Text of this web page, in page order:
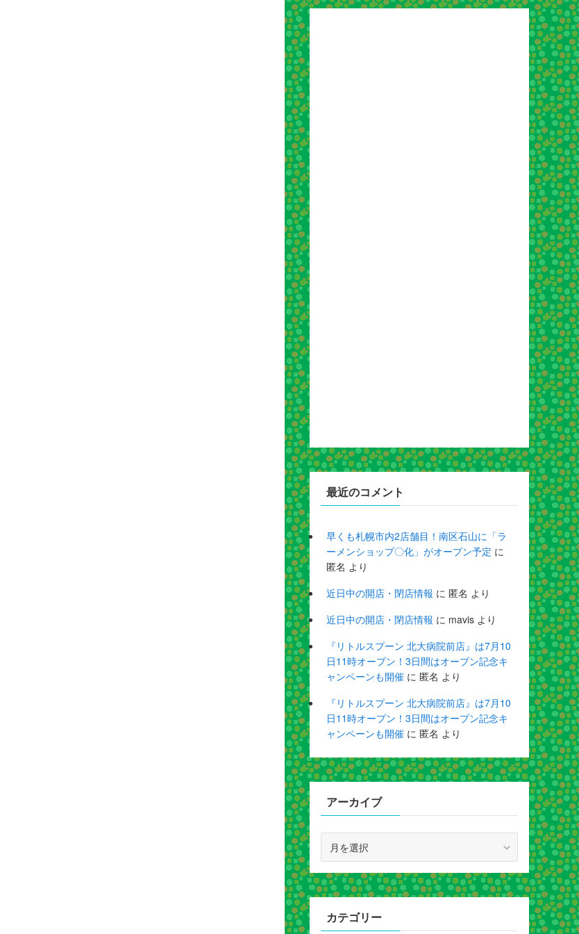
最近のコメント
早くも札幌市内2店舗目！南区石山に「ラ
ーメンショップ〇化」がオープン予定 に
匿名 より
近日中の開店・閉店情報 に 匿名 より
近日中の開店・閉店情報 に mavis より
『リトルスプーン 北大病院前店』は7月10
日11時オープン！3日間はオープン記念キ
ャンペーンも開催 に 匿名 より
『リトルスプーン 北大病院前店』は7月10
日11時オープン！3日間はオープン記念キ
ャンペーンも開催 に 匿名 より
アーカイブ
カ
イ
ブ
カテゴリー